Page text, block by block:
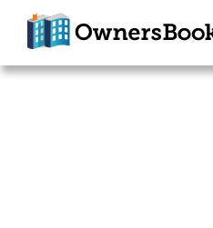
クラウドファン